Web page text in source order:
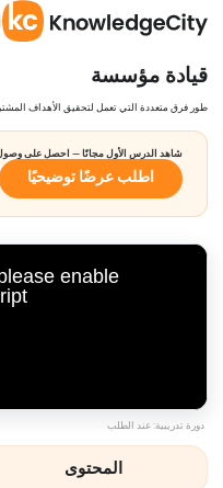
قيادة مؤسسة
طور فرق متعددة التي تعمل لتحقيق الأهداف
شاهد الدرس الأول مجانًا — احصل على وصول
اطلب عرضًا توضيحيًا
enable
دورة تدريبية: عند الطلب
المحتوى